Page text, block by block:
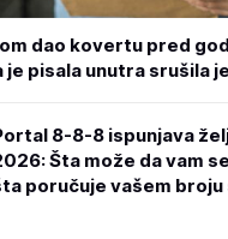
dao kovertu pred
je pisala unutra srušila
8-8-8 ispunjava
Šta može da vam
poručuje vašem broju